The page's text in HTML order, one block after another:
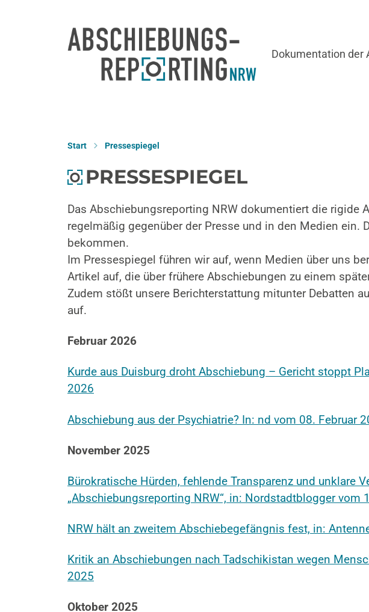
Dokumentation der
Start Pressespiegel
PRESSESPIEGEL
Das Abschiebungsreporting NRW dokumentiert die rigide
regelmäßig gegenüber der Presse und in den Medien
bekommen.
Im Pressespiegel führen wir auf, wenn Medien über uns
Artikel auf, die über frühere Abschiebungen zu einem
Zudem stößt unsere Berichterstattung mitunter Debatten
auf.
Februar 2026
Kurde aus Duisburg droht Abschiebung – Gericht stoppt
2026
Abschiebung aus der Psychiatrie? In: nd vom 08. Februar
November 2025
Bürokratische Hürden, fehlende Transparenz und unklare
„Abschiebungsreporting NRW“, in: Nordstadtblogger vom
NRW hält an zweitem Abschiebegefängnis fest, in:
Kritik an Abschiebungen nach Tadschikistan wegen
2025
Oktober 2025